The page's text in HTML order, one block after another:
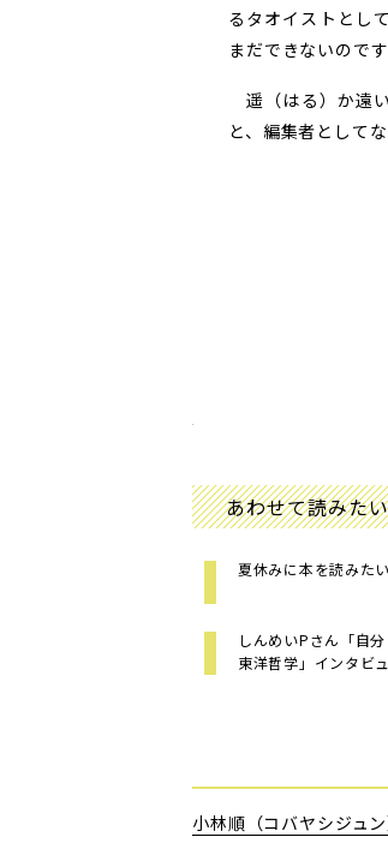
るタオイストとし
まだできないので
遥（はる）か遠
と、編集者として
あわせて読みたい
夏休みに本を読みた
しんめいPさん「自
東洋哲学」インタ
小林順（コバヤシジュン